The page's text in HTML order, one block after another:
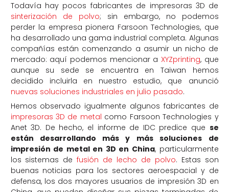
Todavía hay pocos fabricantes de impresoras 3D de
sinterización de polvo; sin embargo, no podemos
perder la empresa pionera Farsoon Technologies, que
ha desarrollado una gama industrial completa. Algunas
compañías están comenzando a asumir un nicho de
mercado: aquí podemos mencionar a XYZprinting, que
aunque su sede se encuentra en Taiwan hemos
decidido incluirla en nuestro estudio, que anunció
nuevas soluciones industriales en julio pasado.
Hemos observado igualmente algunos fabricantes de
impresoras 3D de metal como Farsoon Technologies y
Anet 3D. De hecho, el informe de IDC predice que se
están desarrollando más y más soluciones de
impresión de metal en 3D en China, particularmente
los sistemas defusión de lecho de polvo. Estas son
buenas noticias para los sectores aeroespacial y de
defensa, los dos mayores usuarios de impresión 3D en